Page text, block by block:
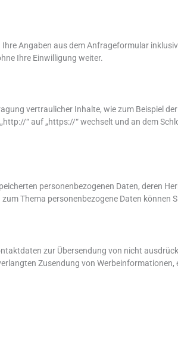
Angaben aus dem Anfrageformular
Ihre Einwilligung weiter.
vertraulicher Inhalte, wie zum Beispiel
“ auf „https://“ wechselt und an dem
personenbezogenen Daten, deren
Thema personenbezogene Daten
zur Übersendung von nicht
Zusendung von Werbeinformationen,